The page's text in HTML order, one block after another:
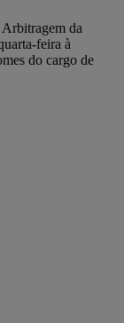
da
feira à
do cargo de